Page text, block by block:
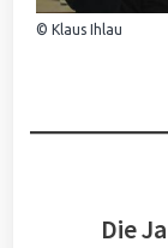
© Klaus Ihlau
Die